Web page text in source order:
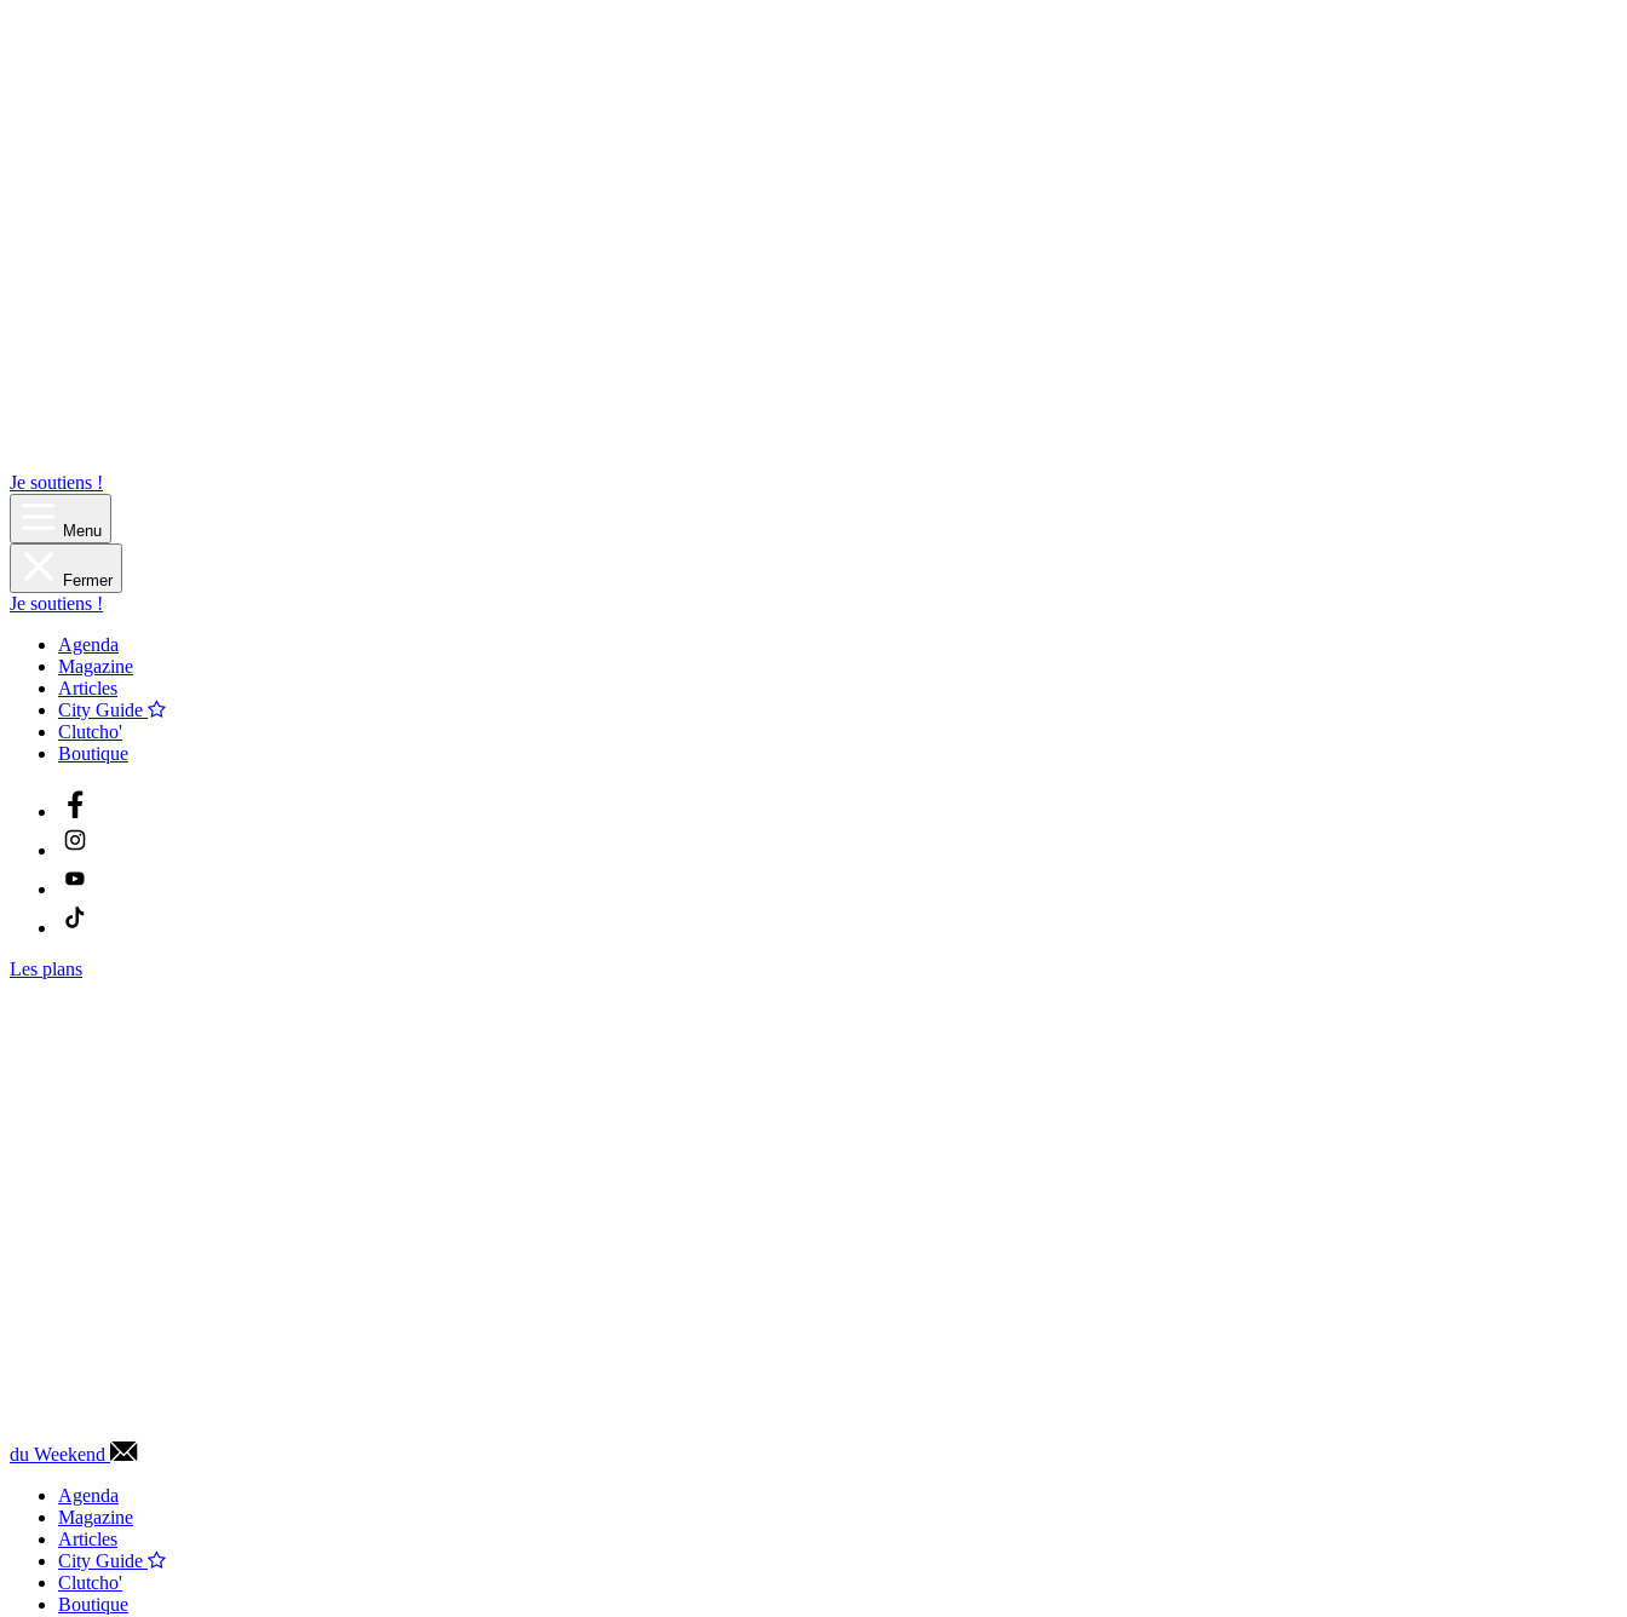
Je soutiens !
Menu
Fermer
Je soutiens !
Agenda
Magazine
Articles
City Guide
Clutcho'
Boutique
Les plans
du Weekend
Agenda
Magazine
Articles
City Guide
Clutcho'
Boutique